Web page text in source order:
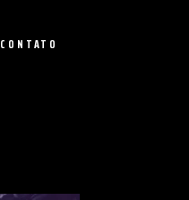
CONTATO